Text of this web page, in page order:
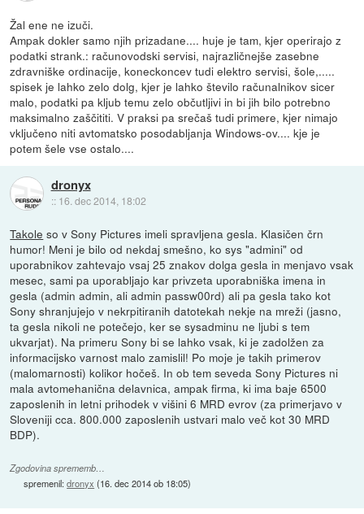
Žal ene ne izuči.
Ampak dokler samo njih prizadane.... huje je tam, kjer operirajo z
podatki strank.: računovodski servisi, najrazličnejše zasebne
zdravniške ordinacije, koneckoncev tudi elektro servisi, šole,.....
spisek je lahko zelo dolg, kjer je lahko število računalnikov sicer
malo, podatki pa kljub temu zelo občutljivi in bi jih bilo potrebno
maksimalno zaščititi. V praksi pa srečaš tudi primere, kjer nimajo
vključeno niti avtomatsko posodabljanja Windows-ov.... kje je
potem šele vse ostalo....
dronyx
:: 16. dec 2014, 18:02
Takole so v Sony Pictures imeli spravljena gesla. Klasičen črn
humor! Meni je bilo od nekdaj smešno, ko sys "admini" od
uporabnikov zahtevajo vsaj 25 znakov dolga gesla in menjavo vsak
mesec, sami pa uporabljajo kar privzeta uporabniška imena in
gesla (admin admin, ali admin passw00rd) ali pa gesla tako kot
Sony shranjujejo v nekrpitiranih datotekah nekje na mreži (jasno,
ta gesla nikoli ne potečejo, ker se sysadminu ne ljubi s tem
ukvarjat). Na primeru Sony bi se lahko vsak, ki je zadolžen za
informacijsko varnost malo zamislil! Po moje je takih primerov
(malomarnosti) kolikor hočeš. In ob tem seveda Sony Pictures ni
mala avtomehanična delavnica, ampak firma, ki ima baje 6500
zaposlenih in letni prihodek v višini 6 MRD evrov (za primerjavo v
Sloveniji cca. 800.000 zaposlenih ustvari malo več kot 30 MRD
BDP).
Zgodovina sprememb…
spremenil:dronyx (16. dec 2014 ob 18:05)